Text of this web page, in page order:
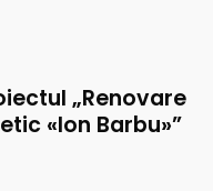
„Renovare
«Ion Barbu»”